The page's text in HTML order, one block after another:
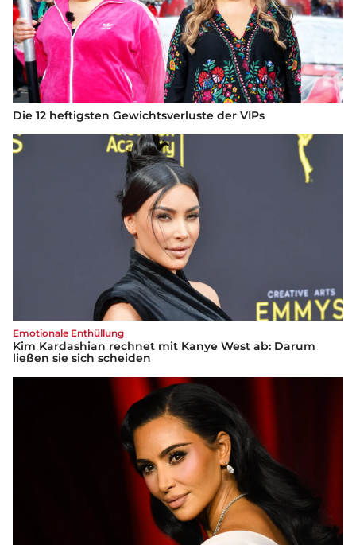
Die 12 heftigsten Gewichtsverluste der VIPs
Emotionale Enthüllung
Kim Kardashian rechnet mit Kanye West ab: Darum
ließen sie sich scheiden